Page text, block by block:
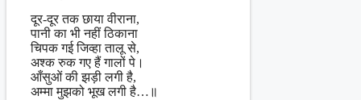
दूर-दूर तक छाया वीराना,
पानी का भी नहीं ठिकाना
चिपक गई जिव्हा तालू से,
अश्क रुक गए हैं गालों पे।
आँसुओं की झड़ी लगी है,
अम्मा मुझको भूख लगी है…॥